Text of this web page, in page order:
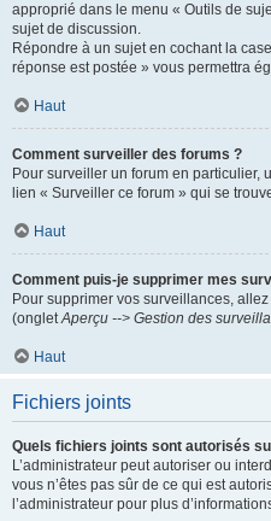
approprié dans le menu « Outils de
sujet de discussion.
Répondre à un sujet en cochant la
réponse est postée » vous permettra
Haut
Comment surveiller des forums ?
Pour surveiller un forum en particulier,
lien « Surveiller ce forum » qui se
Haut
Comment puis-je supprimer mes
Pour supprimer vos surveillances,
(ongletAperçu --> Gestion des
Haut
Fichiers joints
Quels fichiers joints sont autorisés
L’administrateur peut autoriser ou
vous n’êtes pas sûr de ce qui est
l’administrateur pour plus